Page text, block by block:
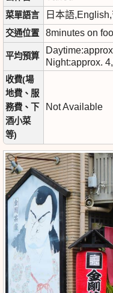
菜單語言 日本語
交通位置 8minutes on
平均預算
Night:approx.
收費(場
地費、服
務費、下
酒小菜
等)
Not Available